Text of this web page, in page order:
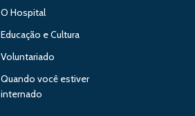
O Hospital
Educação e Cultura
Voluntariado
Quando você estiver
internado